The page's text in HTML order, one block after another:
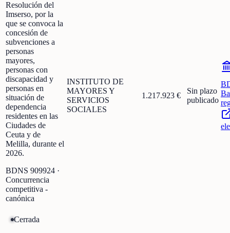
Resolución del
Imserso, por la
que se convoca la
concesión de
subvenciones a
personas
mayores,
personas con
discapacidad y
personas en
situación de
dependencia
residentes en las
Ciudades de
Ceuta y de
Melilla, durante el
2026.
BDNS 909924 ·
Concurrencia
competitiva -
canónica
INSTITUTO DE
MAYORES Y
SERVICIOS
SOCIALES
1.217.923 €
Sin plazo
publicado
Cerrada